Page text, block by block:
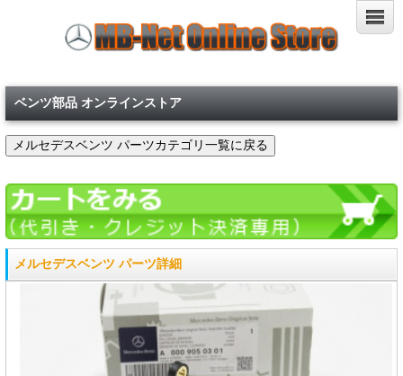
ベンツ部品 オンラインストア
メルセデスベンツ パーツ詳細